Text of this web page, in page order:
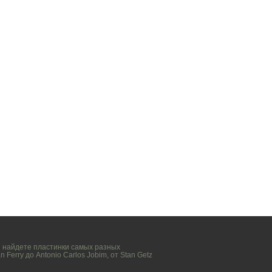
пластинки самых разных
Ferry до Antonio Carlos Jobim, от Stan Getz